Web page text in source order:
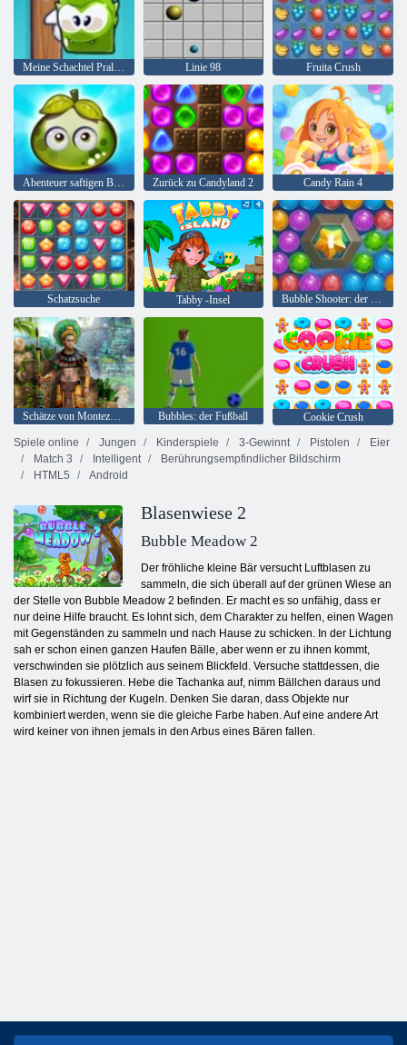
Meine Schachtel Pralinen Linie 98 Fruita Crush
Abenteuer saftigen Beeren Zurück zu Candyland 2 Candy Rain 4
Schatzsuche Tabby -Insel Bubble Shooter: der See
Bubbles: der Fußball
Cookie Crush
Spiele online
Jungen Kinderspiele 3-Gewinnt Pistolen
Eier
Match 3
Intelligent
Berührungsempfindlicher Bildschirm
HTML5
Android
Blasenwiese 2
Bubble Meadow 2
Der fröhliche kleine Bär versucht Luftblasen zu
sammeln, die sich überall auf der grünen Wiese an
der Stelle von Bubble Meadow 2 befinden. Er macht es so unfähig, dass er
nur deine Hilfe braucht. Es lohnt sich, dem Charakter zu helfen, einen Wagen
mit Gegenständen zu sammeln und nach Hause zu schicken. In der Lichtung
sah er schon einen ganzen Haufen Bälle, aber wenn er zu ihnen kommt,
verschwinden sie plötzlich aus seinem Blickfeld. Versuche stattdessen, die
Blasen zu fokussieren. Hebe die Tachanka auf, nimm Bällchen daraus und
wirf sie in Richtung der Kugeln. Denken Sie daran, dass Objekte nur
kombiniert werden, wenn sie die gleiche Farbe haben. Auf eine andere Art
wird keiner von ihnen jemals in den Arbus eines Bären fallen.